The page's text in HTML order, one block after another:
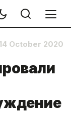
October 2020